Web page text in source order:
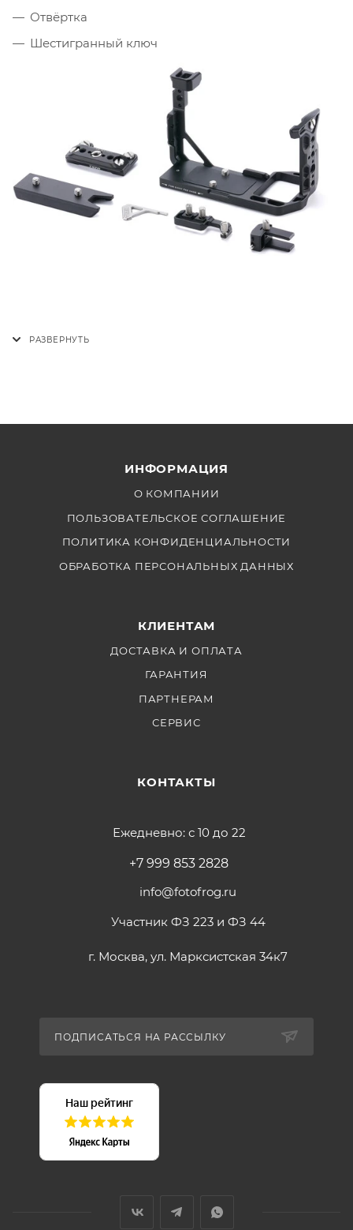
Отвёртка
Шестигранный ключ
ИНФОРМАЦИЯ
О КОМПАНИИ
ПОЛЬЗОВАТЕЛЬСКОЕ СОГЛАШЕНИЕ
ПОЛИТИКА КОНФИДЕНЦИАЛЬНОСТИ
ОБРАБОТКА ПЕРСОНАЛЬНЫХ ДАННЫХ
КЛИЕНТАМ
ДОСТАВКА И ОПЛАТА
ГАРАНТИЯ
ПАРТНЕРАМ
СЕРВИС
КОНТАКТЫ
Ежедневно: с 10 до 22
+7 999 853 2828
info@fotofrog.ru
Участник ФЗ 223 и ФЗ 44
г. Москва, ул. Марксистская 34к7
ПОДПИСАТЬСЯ НА РАССЫЛКУ